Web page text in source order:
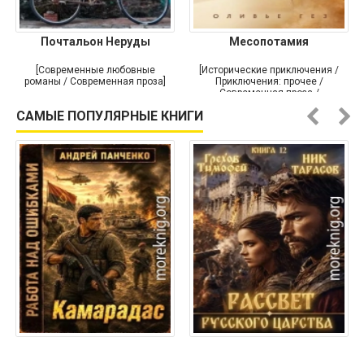
Почтальон Неруды
[Современные любовные
романы / Современная проза]
Месопотамия
[Исторические приключения /
Приключения: прочее /
Современная проза /
САМЫЕ ПОПУЛЯРНЫЕ КНИГИ